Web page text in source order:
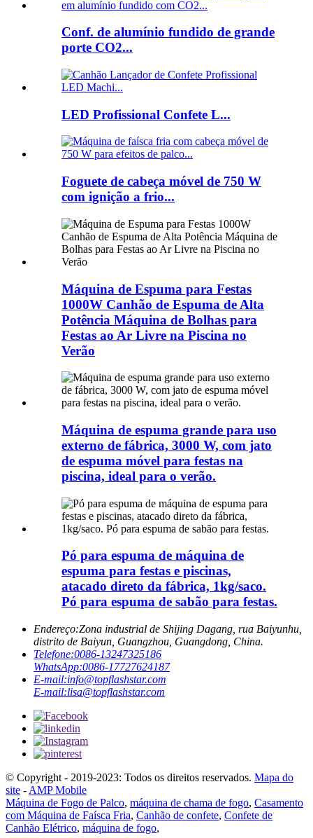
Conf. de alumínio fundido de grande
porte CO2...
LED Profissional Confete L...
Foguete de cabeça móvel de 750 W
com ignição a frio...
Máquina de Espuma para Festas
1000W Canhão de Espuma de Alta
Potência Máquina de Bolhas para
Festas ao Ar Livre na Piscina no
Verão
Máquina de espuma grande para uso
externo de fábrica, 3000 W, com jato
de espuma móvel para festas na
piscina, ideal para o verão.
Pó para espuma de máquina de
espuma para festas e piscinas,
atacado direto da fábrica, 1kg/saco.
Pó para espuma de sabão para festas.
Endereço:Zona industrial de Shijing Dagang, rua Baiyunhu,
distrito de Baiyun, Guangzhou, Guangdong, China.
Telefone:0086-13247325186
WhatsApp:0086-17727624187
E-mail:info@topflashstar.com
E-mail:lisa@topflashstar.com
© Copyright - 2019-2023: Todos os direitos reservados. Mapa do
site - AMP Mobile
Máquina de Fogo de Palco, máquina de chama de fogo, Casamento
com Máquina de Faísca Fria, Canhão de confete, Confete de
Canhão Elétrico, máquina de fogo,